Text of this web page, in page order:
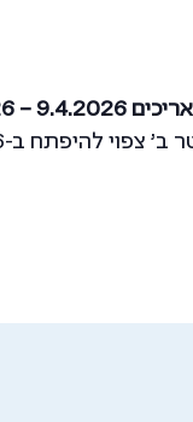
להיפתח ב-22.3.2026.